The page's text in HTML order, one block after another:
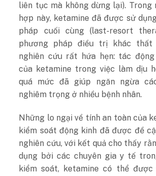
liên tục mà không dừng lại).
hợp này, ketamine đã được sử
pháp cuối cùng (last-resort
phương pháp điều trị khác thất
nghiên cứu rất hứa hẹn: tác động
của ketamine trong việc làm dịu
quá mức đã giúp ngăn ngừa
nghiêm trọng ở nhiều bệnh nhân.
Những lo ngại về tính an toàn của
kiểm soát động kinh đã được đề
nghiên cứu, với kết quả cho thấy
dụng bởi các chuyên gia y tế
kiểm soát, ketamine có thể